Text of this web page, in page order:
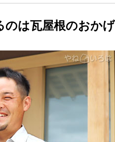
のは瓦屋根のおか